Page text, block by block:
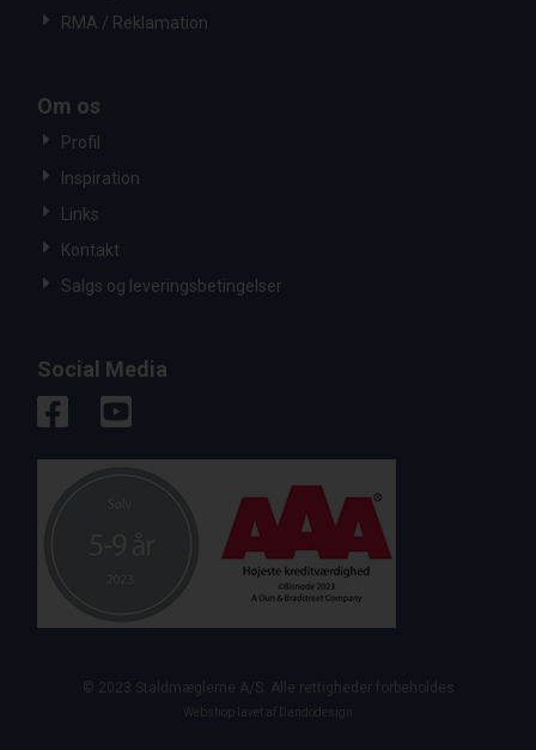
RMA / Reklamation
Om os
Profil
Inspiration
Links
Kontakt
Salgs og leveringsbetingelser
Social Media
© 2023 Staldmæglerne A/S. Alle rettigheder forbeholdes
Webshop lavet af Dandodesign